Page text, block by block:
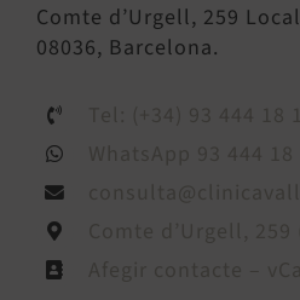
Comte d’Urgell, 259 Local
08036, Barcelona.